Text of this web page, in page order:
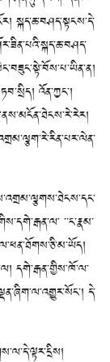
སྐད་ཆ་བཤད་སྟངས་དེ་
འོན་ཀྱང་།
་་ང་རྣམ་
དགེ་རྒན་གྱིས་ཁོ་ལ་
དེ་